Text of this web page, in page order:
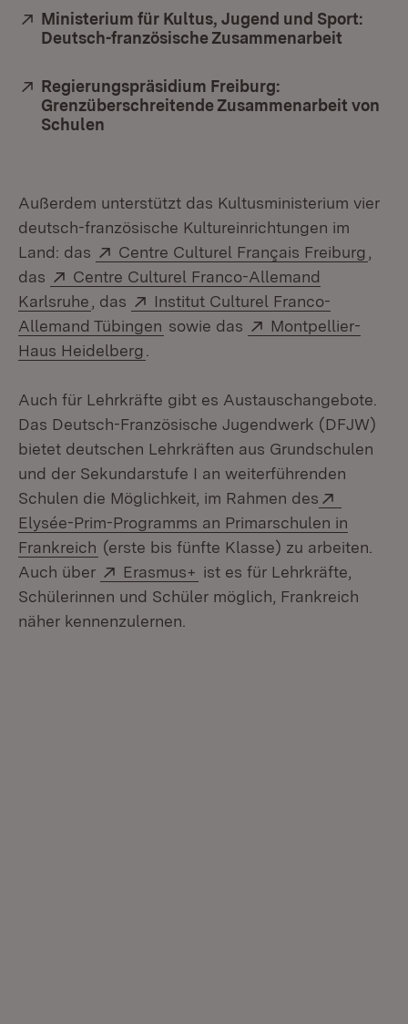
Extern:
Ministerium für Kultus, Jugend und Sport:
Deutsch-französische Zusammenarbeit
Extern:
Regierungspräsidium Freiburg:
Grenzüberschreitende Zusammenarbeit von
Schulen
Außerdem unterstützt das Kultusministerium vier
deutsch-französische Kultureinrichtungen im
Land: das
Extern:
Centre Culturel Français Freiburg
das
Extern:
Centre Culturel Franco-Allemand
Karlsruhe (Öffnet in neuem Fenster)
, das Extern:
Institut Culturel Franco-
Allemand Tübingen (Öffnet in neuem Fenster)
sowie das Extern:
Montpellier-
Haus Heidelberg
Auch für Lehrkräfte gibt es Austauschangebote.
Das Deutsch-Französische Jugendwerk (DFJW)
bietet deutschen Lehrkräften aus Grundschulen
und der Sekundarstufe I an weiterführenden
Schulen die Möglichkeit, im Rahmen des
Elysée-Prim-Programms an Primarschulen in
Frankreich (Öffnet in neuem Fenster)
(erste bis fünfte Klasse) zu arbeiten.
Auch über
Extern:
Erasmus+ (Öffnet in neuem Fenster)
ist es für Lehrkräfte,
Schülerinnen und Schüler möglich, Frankreich
näher kennenzulernen.